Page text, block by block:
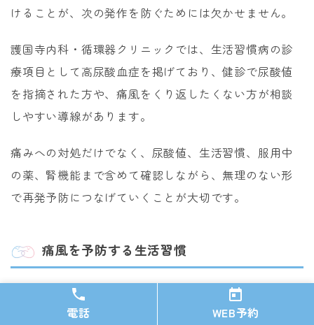
けることが、次の発作を防ぐためには欠かせません。
護国寺内科・循環器クリニックでは、生活習慣病の診
療項目として高尿酸血症を掲げており、健診で尿酸値
を指摘された方や、痛風をくり返したくない方が相談
しやすい導線があります。
痛みへの対処だけでなく、尿酸値、生活習慣、服用中
の薬、腎機能まで含めて確認しながら、無理のない形
で再発予防につなげていくことが大切です。
痛風を予防する生活習慣
食事で見直したいポイント
電話
WEB予約